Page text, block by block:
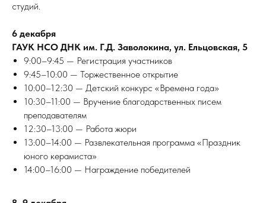
студий.
6 декабря
ГАУК НСО ДНК им. Г.Д. Заволокина, ул. Ельцовская, 5
9:00–9:45 — Регистрация участников
9:45–10:00 — Торжественное открытие
10:00–12:30 — Детский конкурс «Времена года»
10:30–11:00 — Вручение благодарственных писем
преподавателям
12:30–13:00 — Работа жюри
13:00–14:00 — Развлекательная программа «Праздник
юного керамиста»
14:00–16:00 — Награждение победителей